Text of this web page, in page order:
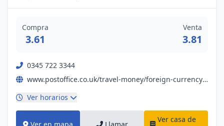
Compra
3.61
Venta
3.81
0345 722 3344
www.postoffice.co.uk/travel-money/foreign-currency?campaignid=gmb%7Efx%7Enil%7Ebp%7Epromo%7E19052023%7E&y_source=1_NjI1MDI3MTUtNzE1LWxvY2F0aW9uLndlYnNpdGU%3D
Ver horarios
Ver casa de